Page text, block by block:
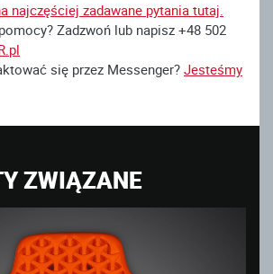
najczęściej zadawane pytania tutaj.
Zadzwoń lub napisz +48 502
się przez Messenger? Jesteśmy
ZWIĄZANE